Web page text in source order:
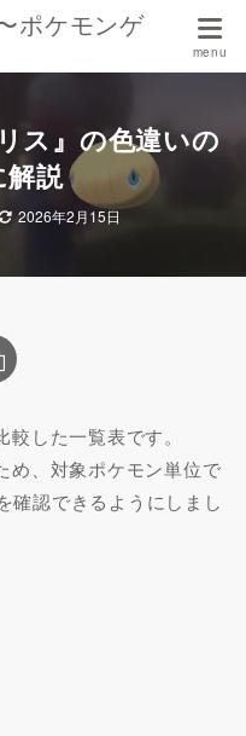
ポケモンゲ
ス』の色違いの
解説
2026年2月15日
した一覧表です。
め、対象ポケモン単位で
確認できるようにしまし